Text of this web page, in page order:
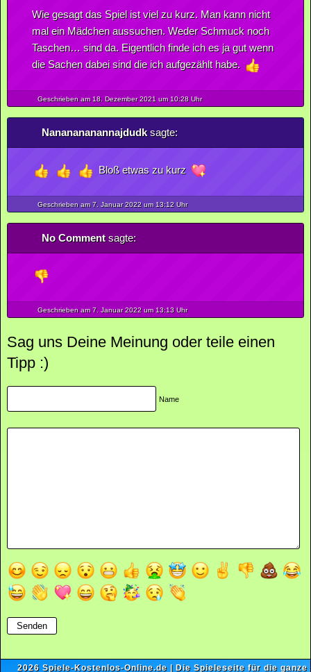
Wie gesagt das Spiel ist viel zu kurz. Man kann nicht
mal ein Mädchen aussuchen. Weder Schmuck noch
Taschen… sind da. Eigentlich finde ich es ja gut wenn
die Sachen dabei sind die ich aufgezählt habe.
Geschrieben am 18. Dezember2021 um 10:28 Uhr
Nananananannajdudksagte:
Bloß etwas zu kurz
Geschrieben am 7. Januar2022um 13:12 Uhr
No Commentsagte:
Geschrieben am 7. Januar2022um 13:13 Uhr
Sag uns Deine Meinung oder teile einen
Tipp :)
Name
2026 Spiele-Kostenlos-Online.de| Die Spieleseite für die ganze